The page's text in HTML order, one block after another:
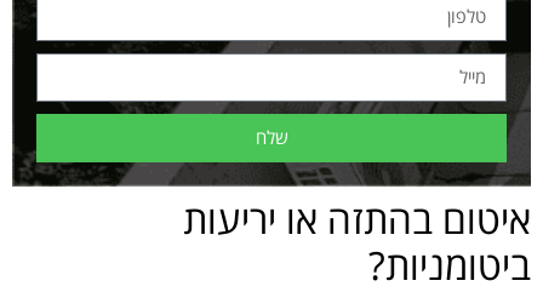
שלח
איטום בהתזה או יריעות
ביטומניות?